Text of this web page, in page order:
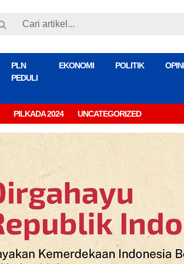
PLN
PEDULI
EKONOMI POLITIK OPINI
PILKADA 2024 UNCATEGORIZED